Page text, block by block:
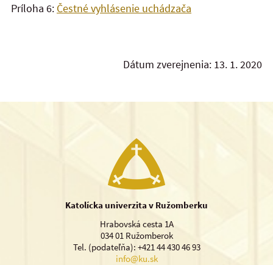
Príloha 6: Čestné vyhlásenie uchádzača
Dátum zverejnenia: 13. 1. 2020
Katolícka univerzita v Ružomberku
Hrabovská cesta 1A
034 01 Ružomberok
Tel. (podateľňa): +421 44 430 46 93
info@ku.sk